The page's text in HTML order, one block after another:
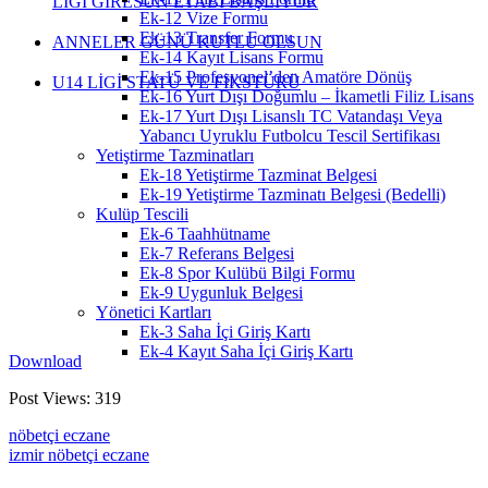
ANNELER GÜNÜ KUTLU OLSUN
U14 LİGİ STATÜ VE FİKSTÜRÜ
Ek-12 Vize Formu
Ek-13 Transfer Formu
Ek-14 Kayıt Lisans Formu
Ek-15 Profesyonel’den Amatöre Dönüş
Ek-16 Yurt Dışı Doğumlu – İkametli Filiz Lisans
Ek-17 Yurt Dışı Lisanslı TC Vatandaşı Veya
Yabancı Uyruklu Futbolcu Tescil Sertifikası
Yetiştirme Tazminatları
Ek-18 Yetiştirme Tazminat Belgesi
Ek-19 Yetiştirme Tazminatı Belgesi (Bedelli)
Kulüp Tescili
Ek-6 Taahhütname
Ek-7 Referans Belgesi
Ek-8 Spor Kulübü Bilgi Formu
Ek-9 Uygunluk Belgesi
Yönetici Kartları
Ek-3 Saha İçi Giriş Kartı
Ek-4 Kayıt Saha İçi Giriş Kartı
Download
Post Views: 319
nöbetçi eczane
izmir nöbetçi eczane